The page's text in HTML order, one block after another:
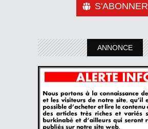
S'ABONNER
ANNONCE